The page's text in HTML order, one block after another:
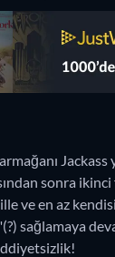
Jackass
sonra
ve en az
sağlamaya